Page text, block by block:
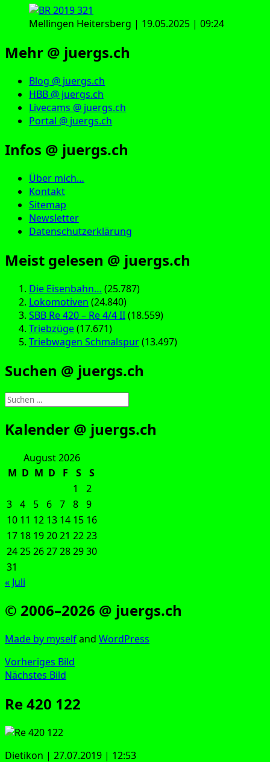
Mellingen Heitersberg | 19.05.2025 | 09:24
Mehr @ juergs.ch
Blog @ juergs.ch
HBB @ juergs.ch
Livecams @ juergs.ch
Portal @ juergs.ch
Infos @ juergs.ch
Über mich…
Kontakt
Sitemap
Newsletter
Datenschutzerklärung
Meist gelesen @ juergs.ch
Die Eisenbahn… (25.787)
Lokomotiven (24.840)
SBB Re 420 – Re 4/4 II(18.559)
Triebzüge(17.671)
Triebwagen Schmalspur(13.497)
Suchen @ juergs.ch
Suchen
nach:
Kalender @ juergs.ch
August 2026
M D M D F S
S
1
2
3 4 5 6 7 8 9
10 11 12 13 14 15 16
17 18 192021 2223
24252627282930
31
« Juli
© 2006–2026 @ juergs.ch
Made by mys­elfand Word­Press
Vorheriges Bild
Nächstes Bild
Re 420 122
Die­ti­kon | 27.07.2019 | 12:53